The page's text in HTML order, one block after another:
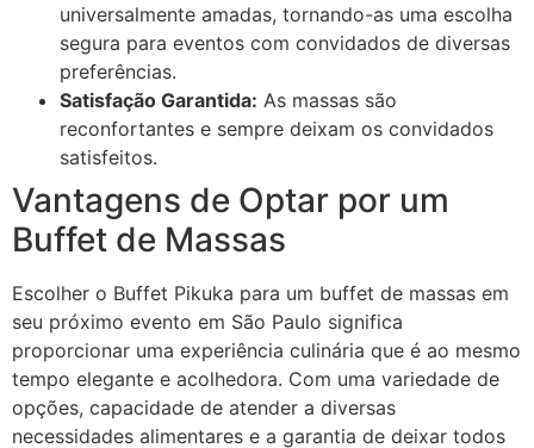
universalmente amadas, tornando-as uma escolha
segura para eventos com convidados de diversas
preferências.
Satisfação Garantida: As massas são
reconfortantes e sempre deixam os convidados
satisfeitos.
Vantagens de Optar por um
Buffet de Massas
Escolher o Buffet Pikuka para um buffet de massas em
seu próximo evento em São Paulo significa
proporcionar uma experiência culinária que é ao mesmo
tempo elegante e acolhedora. Com uma variedade de
opções, capacidade de atender a diversas
necessidades alimentares e a garantia de deixar todos